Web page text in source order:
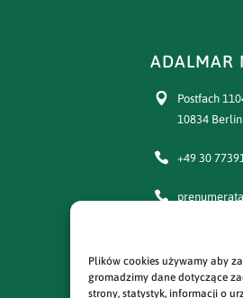
Plików cookies używamy aby
gromadzimy dane dotyczące
strony, statystyk, informacji o
ADALMAR
Postfach
10834 Berlin
+49 30
+49 30
e-mail: